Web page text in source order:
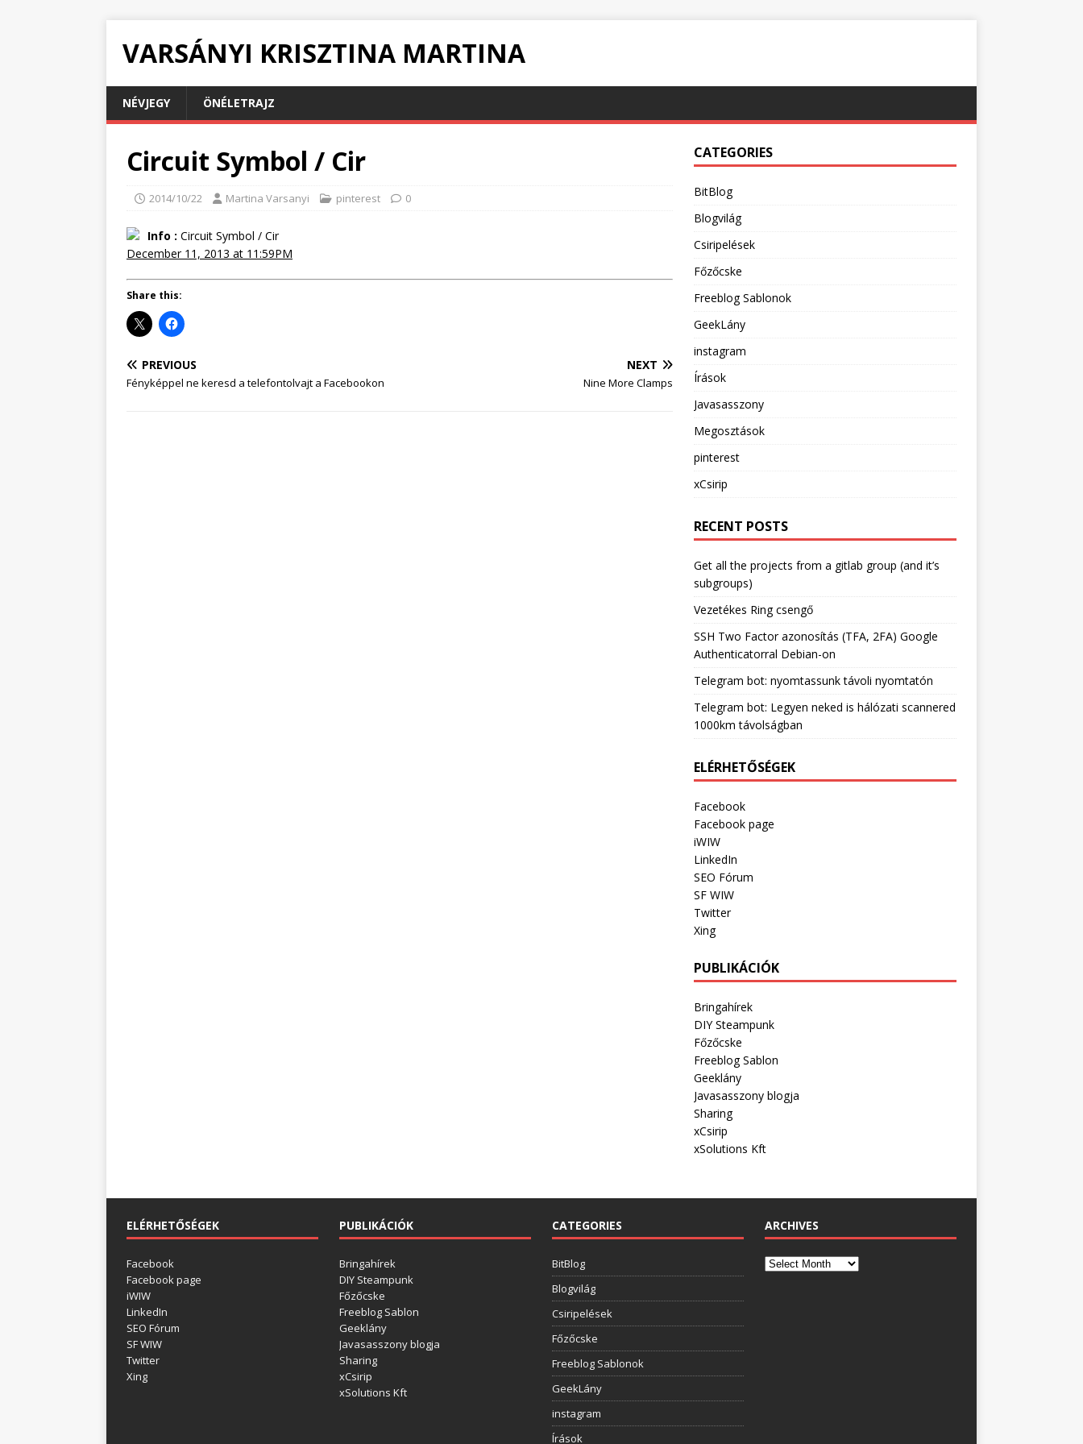
VARSÁNYI KRISZTINA MARTINA
NÉVJEGY ÖNÉLETRAJZ
Circuit Symbol / Cir
2014/10/22 Martina Varsanyi pinterest 0
Info : Circuit Symbol / Cir
December 11, 2013 at 11:59PM
Share this:
PREVIOUS
Fényképpel ne keresd a telefontolvajt a Facebookon
NEXT
Nine More Clamps
CATEGORIES
BitBlog
Blogvilág
Csiripelések
Főzőcske
Freeblog Sablonok
GeekLány
instagram
Írások
Javasasszony
Megosztások
pinterest
xCsirip
RECENT POSTS
Get all the projects from a gitlab group (and it’s
subgroups)
Vezetékes Ring csengő
SSH Two Factor azonosítás (TFA, 2FA) Google
Authenticatorral Debian-on
Telegram bot: nyomtassunk távoli nyomtatón
Telegram bot: Legyen neked is hálózati scannered
1000km távolságban
ELÉRHETŐSÉGEK
Facebook
Facebook page
iWIW
LinkedIn
SEO Fórum
SF WIW
Twitter
Xing
PUBLIKÁCIÓK
Bringahírek
DIY Steampunk
Főzőcske
Freeblog Sablon
Geeklány
Javasasszony blogja
Sharing
xCsirip
xSolutions Kft
ELÉRHETŐSÉGEK
Facebook
Facebook page
iWIW
LinkedIn
SEO Fórum
SF WIW
Twitter
Xing
PUBLIKÁCIÓK
Bringahírek
DIY Steampunk
Főzőcske
Freeblog Sablon
Geeklány
Javasasszony blogja
Sharing
xCsirip
xSolutions Kft
CATEGORIES
BitBlog
Blogvilág
Csiripelések
Főzőcske
Freeblog Sablonok
GeekLány
instagram
Írások
ARCHIVES